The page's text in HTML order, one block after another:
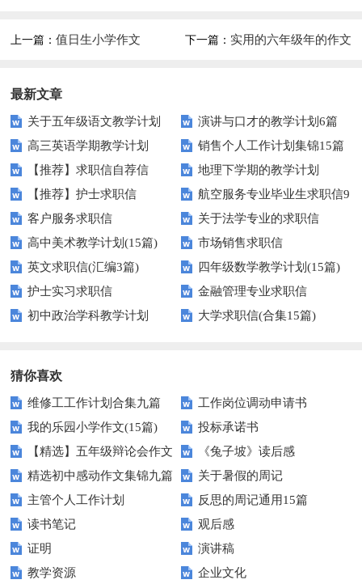
上一篇：值日生小学作文 下一篇： 实用的六年级年的作文
最新文章
关于五年级语文教学计划
演讲与口才的教学计划6篇
高三英语学期教学计划
销售个人工作计划集锦15篇
【推荐】求职信自荐信
地理下学期的教学计划
【推荐】护士求职信
航空服务专业毕业生求职信9
篇
客户服务求职信
关于法学专业的求职信
高中美术教学计划(15篇)
市场销售求职信
英文求职信(汇编3篇)
四年级数学教学计划(15篇)
护士实习求职信
金融管理专业求职信
初中政治学科教学计划
大学求职信(合集15篇)
猜你喜欢
维修工工作计划合集九篇
工作岗位调动申请书
我的乐园小学作文(15篇)
投标承诺书
【精选】五年级辩论会作文
集合九篇
《兔子坡》读后感
精选初中感动作文集锦九篇
关于暑假的周记
主管个人工作计划
反思的周记通用15篇
读书笔记
观后感
证明
演讲稿
教学资源
企业文化